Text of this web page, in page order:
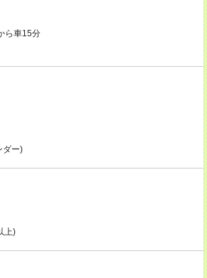
ら車15分
ダー)
上)